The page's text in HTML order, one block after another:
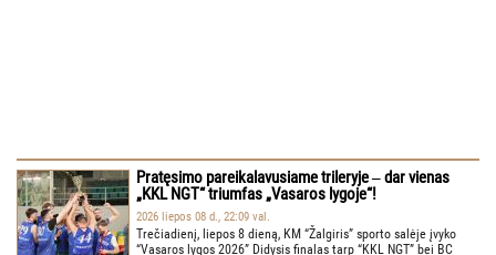
Pratęsimo pareikalavusiame trileryje ‒ dar vienas
„KKL NGT“ triumfas „Vasaros lygoje“!
2026 liepos 08 d., 22:09 val.
Trečiadienį, liepos 8 dieną, KM “Žalgiris” sporto salėje įvyko
“Vasaros lygos 2026” Didysis finalas tarp “KKL NGT” bei BC